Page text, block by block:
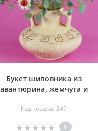
Букет шиповника из
авантюрина, жемчуга и
из камня
Код товара: 249
0